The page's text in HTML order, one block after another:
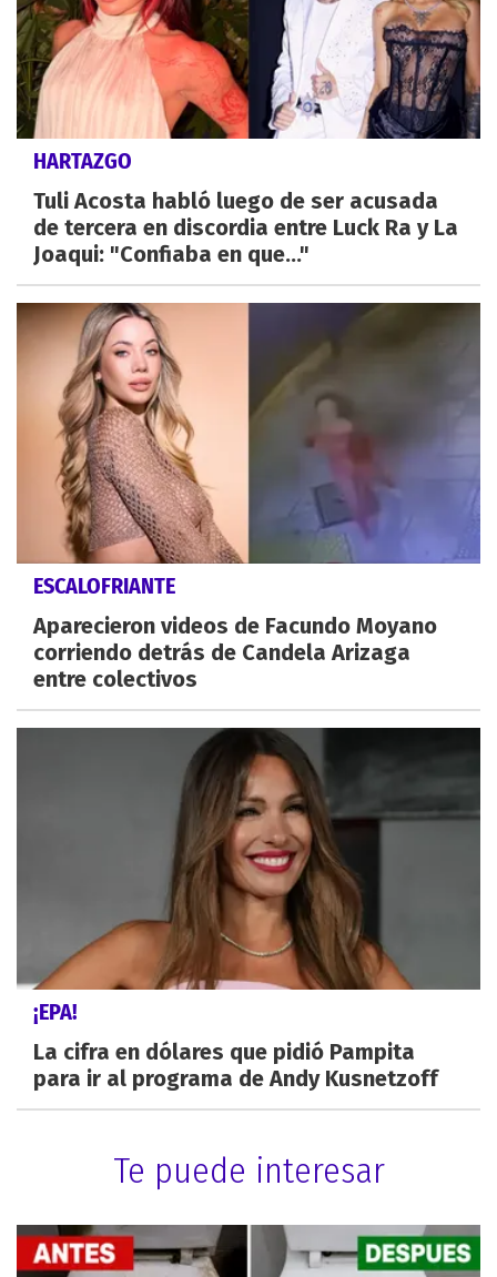
HARTAZGO
Tuli Acosta habló luego de ser acusada
de tercera en discordia entre Luck Ra y La
Joaqui: "Confiaba en que..."
ESCALOFRIANTE
Aparecieron videos de Facundo Moyano
corriendo detrás de Candela Arizaga
entre colectivos
¡EPA!
La cifra en dólares que pidió Pampita
para ir al programa de Andy Kusnetzoff
Te puede interesar